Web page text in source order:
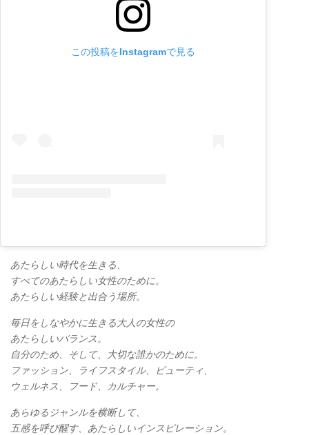
この投稿をInstagramで見る
あたらしい時代を生きる、
すべてのあたらしい女性のために。
あたらしい経験と出合う場所。
毎日をしなやかに生きる大人の女性の
あたらしいバランス。
自分のため、そして、大切な誰かのために。
ファッション、ライフスタイル、ビューティ、
ウェルネス、フード、カルチャー。
あらゆるジャンルを横断して、
五感を呼び醒す、あたらしいインスピレーション。